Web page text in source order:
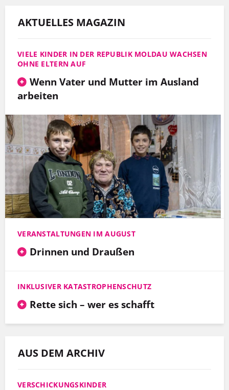
AKTUELLES MAGAZIN
VIELE KINDER IN DER REPUBLIK MOLDAU WACHSEN
OHNE ELTERN AUF
Wenn Vater und Mutter im Ausland
arbeiten
VERANSTALTUNGEN IM AUGUST
Drinnen und Draußen
INKLUSIVER KATASTROPHENSCHUTZ
Rette sich – wer es schafft
AUS DEM ARCHIV
VERSCHICKUNGSKINDER